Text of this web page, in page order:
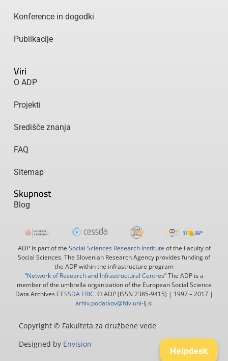
Helpdesk
Konference in dogodki
Publikacije
Viri
O ADP
Projekti
Središče znanja
FAQ
Sitemap
Skupnost
Blog
Copyright © Fakulteta za družbene vede
Designed by Envision
ADP is part of the Social Sciences Research Institute of the Faculty of
Social Sciences. The Slovenian Research Agency provides funding of
the ADP within the infrastructure program
“Network of Research and Infrastructural Centres”The ADP is a
member of the umbrella organization of the European Social Science
Data Archives CESSDA ERIC. © ADP (ISSN 2385-9415) | 1997 – 2017 |
arhiv.podatkov@fdv.uni-lj.si